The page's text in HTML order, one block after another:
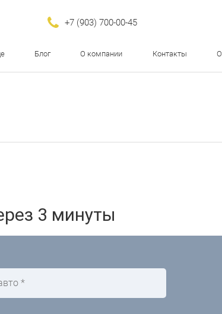
+7 (903) 700-00-45
Блог О компании Контакты
3 минуты